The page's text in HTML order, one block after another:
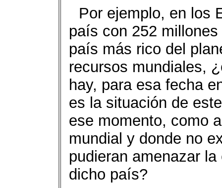
Por ejemplo, en los
país con 252
país más rico del
recursos mundiales,
hay, para esa fecha
es la situación de
ese momento, como
mundial y donde no
pudieran amenazar
dicho país?